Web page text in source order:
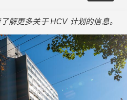
解更多关于 HCV 计划的信息。